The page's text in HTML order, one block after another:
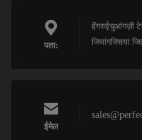
पता:
हेंगरुईचुआंगज़ी
जियांगक्सिया
ईमेल